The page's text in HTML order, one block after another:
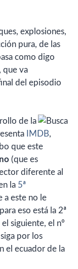
explosiones,
pura, de las
como digo
que va
del episodio
de la
IMDB,
que este
(que es
diferente al
la 5ª
a este no le
eso está la 2ª
siguiente, el nº
por los
el ecuador de la